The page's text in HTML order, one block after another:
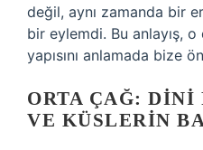
değil, aynı zamanda bir
bir eylemdi. Bu anlayış,
yapısını anlamada bize
ORTA ÇAĞ: DINI
VE KÜSLERIN